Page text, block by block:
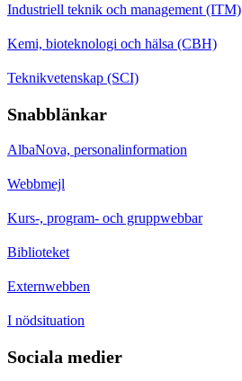
Industriell teknik och management (ITM)
Kemi, bioteknologi och hälsa (CBH)
Teknikvetenskap (SCI)
Snabblänkar
AlbaNova, personalinformation
Webbmejl
Kurs-, program- och gruppwebbar
Biblioteket
Externwebben
I nödsituation
Sociala medier